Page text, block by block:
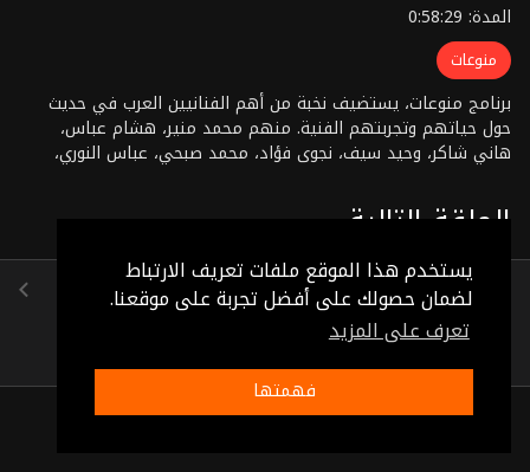
يستخدم هذا الموقع ملفات تعريف الارتباط
لضمان حصولك على أفضل تجربة على موقعنا.
تعرف على المزيد
فهمتها
المدة: 0:58:29
منوعات
برنامج منوعات، يستضيف نخبة من أهم الفنانيين العرب في حديث
حول حياتهم وتجربتهم الفنية. منهم محمد منير، هشام عباس،
هاني شاكر، وحيد سيف، نجوى فؤاد، محمد صبحي، عباس النوري،
إخراج: أحمد ربيع
الحلقة التالية
سعاد نصر
(0:56:42)